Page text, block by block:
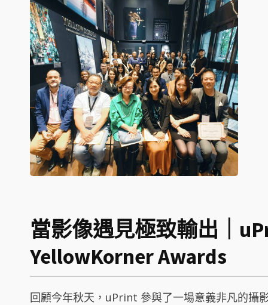
當影像遇見極致輸出｜
YellowKorner Awards
回顧今年秋天，uPrint 參與了一場意義非凡的